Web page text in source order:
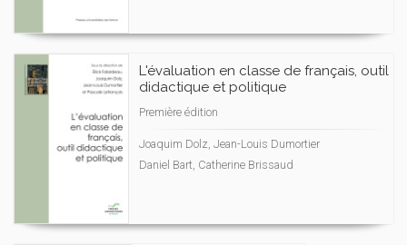
L'évaluation en classe de français, outil
didactique et politique
Première édition
Joaquim Dolz, Jean-Louis Dumortier
Daniel Bart, Catherine Brissaud